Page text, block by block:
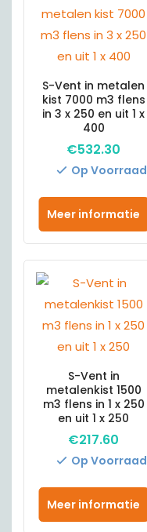
S-Vent in metalen
kist 7000 m3 flens
in 3 x 250 en uit 1 x
400
€532.30
Meer informatie
Op Voorraad
S-Vent in
metalenkist 1500
m3 flens in 1 x 250
en uit 1 x 250
€217.60
Meer informatie
Op Voorraad